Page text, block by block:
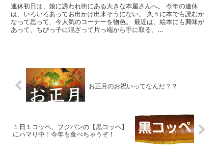
連休初日は、娘に誘われ街にある大きな本屋さんへ。 今年の連休
は、いろいろあってお出かけ出来そうにない。 久々に本でも読むか
なって思って、今人気のコーナーを物色。 最近は、絵本にも興味が
あって、ちびっ子に混ざって片っ端から手に取る。...
お正月のお祝いってなんだ？？
１日１コッペ。フジパンの【黒コッペ】
にハマり中！今年も食べちゃうぞ！